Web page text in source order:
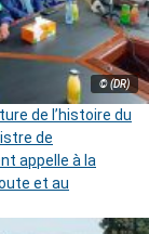
© (DR)
de l’histoire du
de
appelle à la
et au